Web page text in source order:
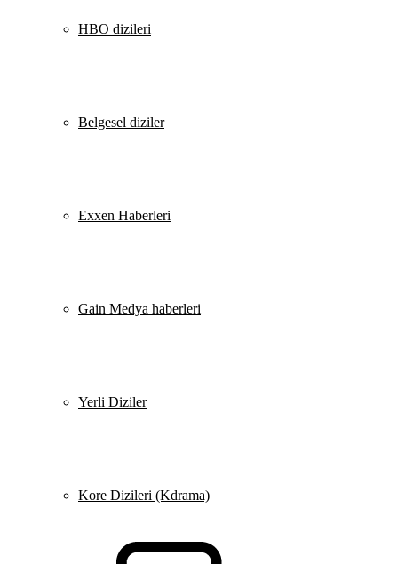
HBO dizileri
Belgesel diziler
Exxen Haberleri
Gain Medya haberleri
Yerli Diziler
Kore Dizileri (Kdrama)